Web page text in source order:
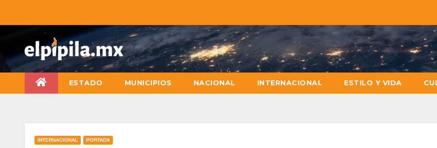
ESTADO MUNICIPIOS NACIONAL INTERNACIONAL ESTILO Y VIDA
INTERNACIONAL PORTADA